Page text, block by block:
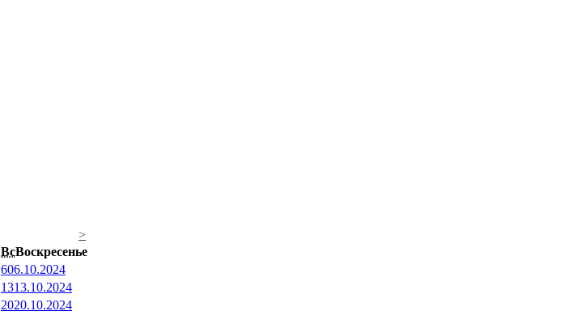
>
ВсВоскресенье
606.10.2024
1313.10.2024
2020.10.2024